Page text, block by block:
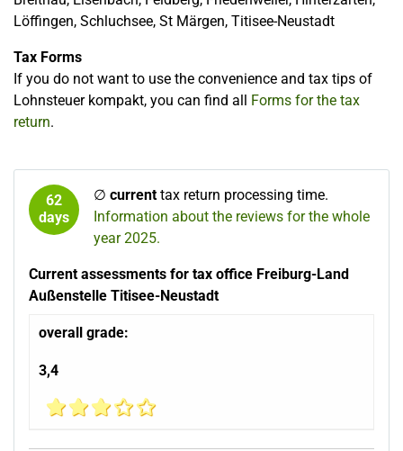
Löffingen, Schluchsee, St Märgen, Titisee-Neustadt
Tax Forms
If you do not want to use the convenience and tax tips of
Lohnsteuer kompakt, you can find all
Forms for the tax
return.
62
days
∅ currenttax return processing time.
Information about the reviews for the whole
year 2025.
Current assessments for tax office Freiburg-Land
Außenstelle Titisee-Neustadt
overall grade:
3,4